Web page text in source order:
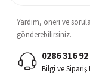
Yardım, öneri ve
gönderebilirsiniz.
0286 316
Bilgi ve Sipariş